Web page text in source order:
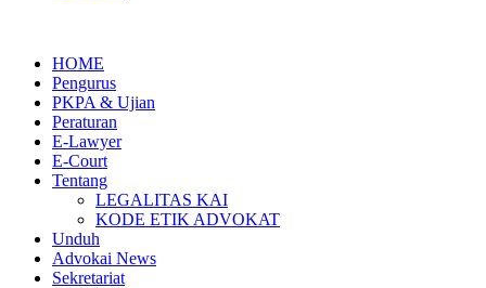
HOME
Pengurus
PKPA & Ujian
Peraturan
E-Lawyer
E-Court
Tentang
LEGALITAS KAI
KODE ETIK ADVOKAT
Unduh
Advokai News
Sekretariat